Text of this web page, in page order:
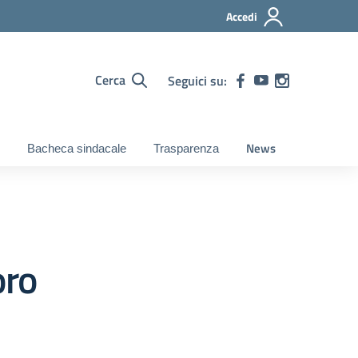
Accedi
Cerca Seguici su:
Bacheca sindacale Trasparenza News